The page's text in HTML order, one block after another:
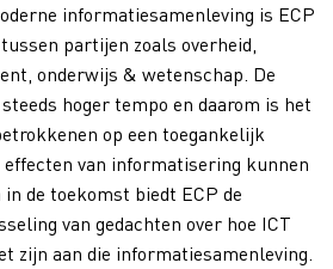
informatiesamenleving is ECP
partijen zoals overheid,
onderwijs & wetenschap. De
hoger tempo en daarom is het
op een toegankelijk
van informatisering kunnen
de toekomst biedt ECP de
van gedachten over hoe ICT
zijn aan die informatiesamenleving.